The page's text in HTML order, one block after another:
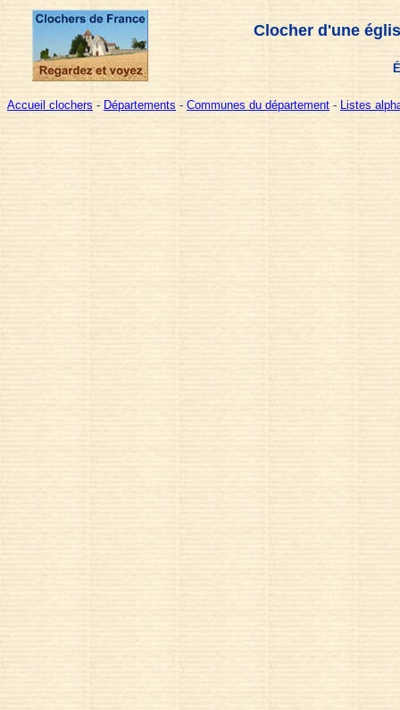
Clocher d'une
Accueil clochers - Départements - Communes du département - Listes